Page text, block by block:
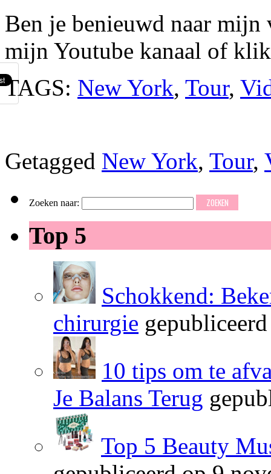
Ben je benieuwd naar
mijn Youtube kanaal of
TAGS: New York, Tour,
Getagged New York, Tour,
Zoeken naar:
Top 5
Schokkend:
chirurgie
10 tips om te
Je Balans Terug
Top 5 Beauty